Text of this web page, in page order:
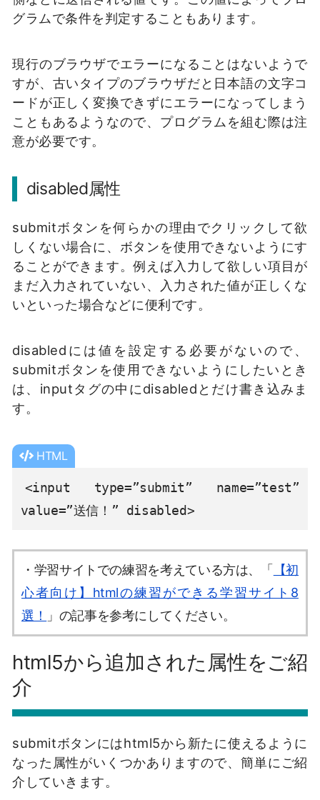
グラムで条件を判定することもあります。
現行のブラウザでエラーになることはないようで
すが、古いタイプのブラウザだと日本語の文字コ
ードが正しく変換できずにエラーになってしまう
こともあるようなので、プログラムを組む際は注
意が必要です。
disabled属性
submitボタンを何らかの理由でクリックして欲
しくない場合に、ボタンを使用できないようにす
ることができます。例えば入力して欲しい項目が
まだ入力されていない、入力された値が正しくな
いといった場合などに便利です。
disabledには値を設定する必要がないので、
submitボタンを使用できないようにしたいとき
は、inputタグの中にdisabledとだけ書き込みま
す。
HTML
<input type=”submit” name=”test”
value=”送信！” disabled>
・学習サイトでの練習を考えている方は、「
【初
心者向け】htmlの練習ができる学習サイト8
選！
」の記事を参考にしてください。
html5から追加された属性をご紹
介
submitボタンにはhtml5から新たに使えるように
なった属性がいくつかありますので、簡単にご紹
介していきます。